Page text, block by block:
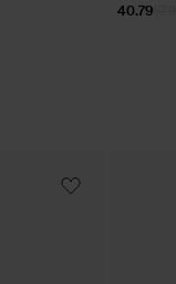
67.99
40.79